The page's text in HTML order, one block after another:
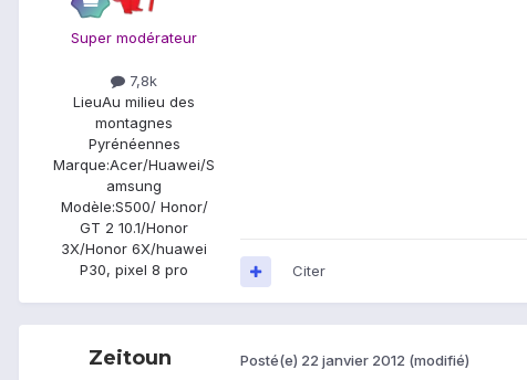
Super modérateur
7,8k
LieuAu milieu des
montagnes
Pyrénéennes
Marque:Acer/Huawei/S
amsung
Modèle:S500/ Honor/
GT 2 10.1/Honor
3X/Honor 6X/huawei
P30, pixel 8 pro
Citer
Zeitoun Posté(e) 22 janvier 2012 (modifié)